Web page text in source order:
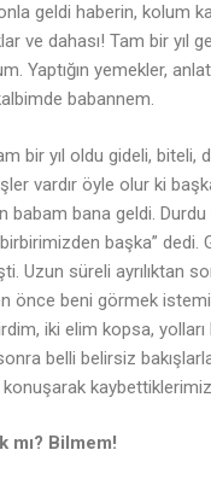
geldi haberin, kolum
ve dahası! Tam bir yıl
Yaptığın yemekler,
babannem.
bir yıl oldu gideli, biteli,
vardır öyle olur ki
babam bana geldi. Durdu
başka” dedi.
Uzun süreli ayrılıktan
önce beni görmek
iki elim kopsa,
belli belirsiz
konuşarak
mı? Bilmem!